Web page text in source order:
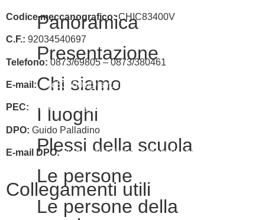
Panoramica
Presentazione
Chi siamo
I luoghi
Plessi della scuola
Le persone
Le persone della
Codice meccanografico:CHIC83400V
C.F.: 92034540697
Telefono: 0873/69805 – 0873/380461
E-mail: chic83400v@istruzione.it
PEC: chic83400v@pec.istruzione.it
DPO: Guido Palladino
E-mail DPO: guido.palladino.dpo@gmail.com
Collegamenti utili